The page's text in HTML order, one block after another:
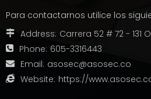
Para contactarnos utilice los
Address: Carrera 52 # 72 - 131
Phone: 605-3316443
Email: asosec@asosec.co
Website: https://